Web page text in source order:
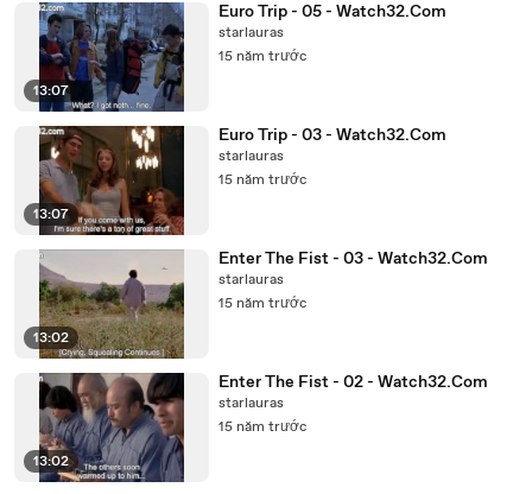
13:07
Euro Trip - 05 - Watch32.Com
starlauras
15 năm trước
13:07
Euro Trip - 03 - Watch32.Com
starlauras
15 năm trước
13:02
Enter The Fist - 03 - Watch32.Com
starlauras
15 năm trước
13:02
Enter The Fist - 02 - Watch32.Com
starlauras
15 năm trước